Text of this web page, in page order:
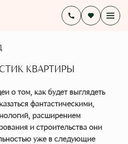
КВАРТИРЫ
о том, как будет выглядеть
фантастическими,
расширением
и строительства они
уже в следующие